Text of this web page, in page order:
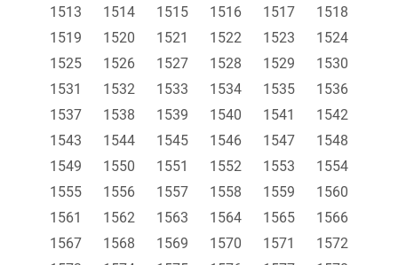
1513
1514 1515 1516 1517
1518
1519
1520 1521 1522 1523
1524
1525
1526 1527 1528 1529
1530
1531
1532 1533 1534 1535
1536
1537
1538 1539 1540 1541
1542
1543
1544 1545 1546 1547
1548
1549
1550 1551 1552 1553
1554
1555
1556 1557 1558 1559
1560
1561
1562 1563 1564 1565
1566
1567
1568 1569 1570 1571
1572